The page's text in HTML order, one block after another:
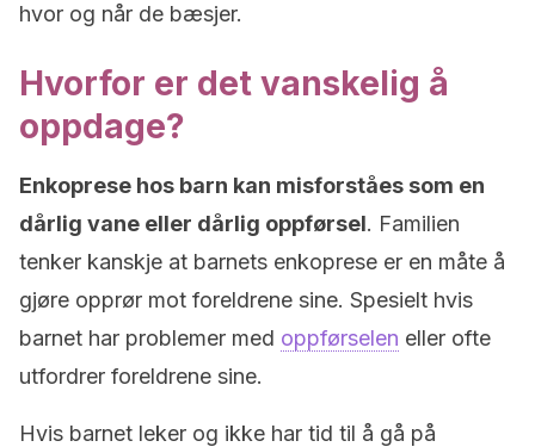
hvor og når de bæsjer.
Hvorfor er det vanskelig å
oppdage?
Enkoprese hos barn kan misforståes som en
dårlig vane eller dårlig oppførsel. Familien
tenker kanskje at barnets enkoprese er en måte å
gjøre opprør mot foreldrene sine. Spesielt hvis
barnet har problemer med oppførselen eller ofte
utfordrer foreldrene sine.
Hvis barnet leker og ikke har tid til å gå på